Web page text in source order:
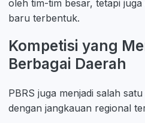
oleh tim-tim besar, tetapi
baru terbentuk.
Kompetisi yang
Berbagai Daerah
PBRS juga menjadi salah
dengan jangkauan regional